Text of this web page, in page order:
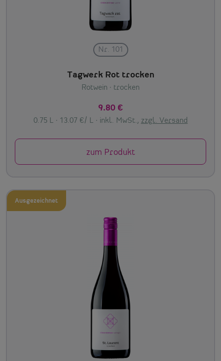
Nr. 101
Tagwerk Rot trocken
Rotwein · trocken
9.80 €
0.75 L · 13.07 €/ L · inkl. MwSt., zzgl. Versand
zum Produkt
Ausgezeichnet